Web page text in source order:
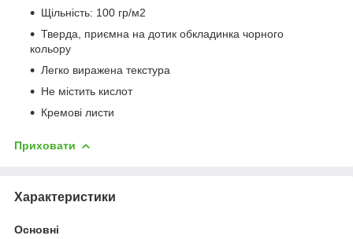
Щільність: 100 гр/м2
Тверда, приємна на дотик обкладинка чорного
кольору
Легко виражена текстура
Не містить кислот
Кремові листи
Приховати
Характеристики
Основні